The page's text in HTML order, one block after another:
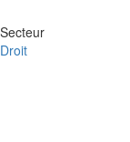
Secteur
Droit